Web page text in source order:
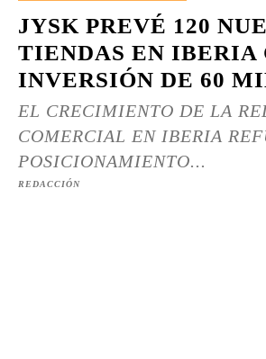
JYSK PREVÉ 120
TIENDAS EN IBERIA
INVERSIÓN DE 60
EL CRECIMIENTO DE LA
COMERCIAL EN IBERIA
POSICIONAMIENTO...
REDACCIÓN